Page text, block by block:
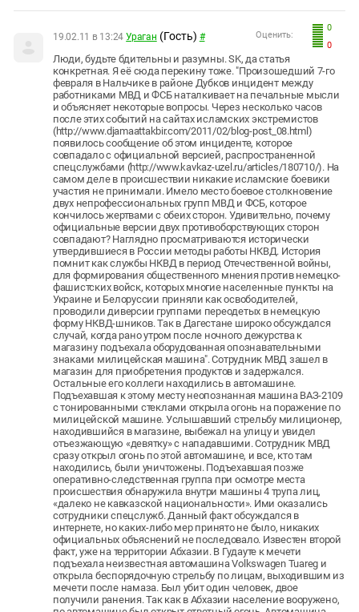
0
0
Оценить:
19.02.11 в 13:24 Ураган (Гость) #
Люди, будьте бдительны и разумны. SK, да статья
конкретная. Я её сюда перекину тоже. "Произошедший 7-го
февраля в Нальчике в районе Дубков инцидент между
работниками МВД и ФСБ наталкивает на печальные мысли
и объясняет некоторые вопросы. Через несколько часов
после этих событий на сайтах исламских экстремистов
(http://www.djamaattakbir.com/2011/02/blog-post_08.html)
появилось сообщение об этом инциденте, которое
совпадало с официальной версией, распространенной
спецслужбами (http://www.kavkaz-uzel.ru/articles/180710/). На
самом деле в происшествии никакие исламские боевики
участия не принимали. Имело место боевое столкновение
двух непрофессиональных групп МВД и ФСБ, которое
кончилось жертвами с обеих сторон. Удивительно, почему
официальные версии двух противоборствующих сторон
совпадают? Наглядно просматриваются исторически
утвердившиеся в России методы работы НКВД. История
помнит как службы НКВД в период Отечественной войны,
для формирования общественного мнения против немецко-
фашистских войск, которых многие населенные пункты на
Украине и Белоруссии приняли как освободителей,
проводили диверсии группами переодетых в немецкую
форму НКВД-шников. Так в Дагестане широко обсуждался
случай, когда рано утром после ночного дежурства к
магазину подъехала оборудованная опознавательными
знаками милицейская машина". Сотрудник МВД зашел в
магазин для приобретения продуктов и задержался.
Остальные его коллеги находились в автомашине.
Подъехавшая к этому месту неопознанная машина ВАЗ-2109
с тонированными стеклами открыла огонь на поражение по
милицейской машине. Услышавший стрельбу милиционер,
находившийся в магазине, выбежал на улицу и увидел
отъезжающую «девятку» с нападавшими. Сотрудник МВД
сразу открыл огонь по этой автомашине, и все, кто там
находились, были уничтожены. Подъехавшая позже
оперативно-следственная группа при осмотре места
происшествия обнаружила внутри машины 4 трупа лиц,
«далеко не кавказской национальности». Ими оказались
сотрудники спецслужб. Данный факт обсуждался в
интернете, но каких-либо мер принято не было, никаких
официальных объяснений не последовало. Известен второй
факт, уже на территории Абхазии. В Гудауте к мечети
подъехала неизвестная автомашина Volkswagen Tuareg и
открыла беспорядочную стрельбу по лицам, выходившим из
мечети после намаза. Был убит один человек, двое
получили ранения. Так как в Абхазии население вооружено,